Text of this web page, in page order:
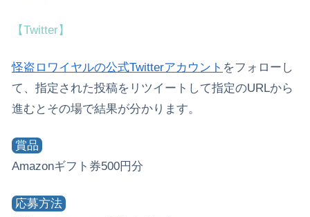
【Twitter】
怪盗ロワイヤルの公式Twitterアカウント をフォローし
て、指定された投稿をリツイートして指定のURLから
進むとその場で結果が分かります。
賞品
Amazonギフト券500円分
応募方法